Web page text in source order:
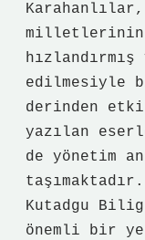
milletlerinin
edilmesiyle
derinden
yazılan
de yönetim
Kutadgu
önemli bir